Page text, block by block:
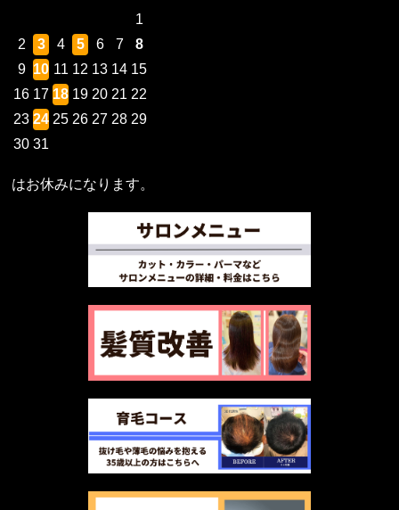
1
2
3 4 5 6 7
8
9 10 11 12 13 14 15
16 17 18 19 20 21 22
23 24 25 26 27 28 29
30 31
はお休みになります。